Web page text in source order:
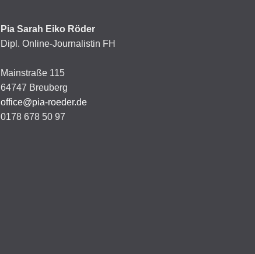
Pia Sarah Eiko Röder
Dipl. Online-Journalistin FH
Mainstraße 115
64747 Breuberg
office@pia-roeder.de
0178 678 50 97